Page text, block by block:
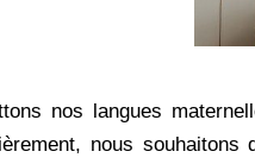
nos langues
nous souhaitons